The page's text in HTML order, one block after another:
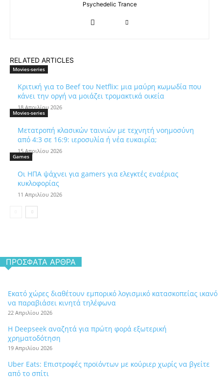
Psychedelic Trance
RELATED ARTICLES
Movies-series
Κριτική για το Beef του Netflix: μια μαύρη κωμωδία που
κάνει την οργή να μοιάζει τρομακτικά οικεία
18 Απριλίου 2026
Movies-series
Μετατροπή κλασικών ταινιών με τεχνητή νοημοσύνη
από 4:3 σε 16:9: ιεροσυλία ή νέα ευκαιρία;
15 Απριλίου 2026
Games
Οι ΗΠΑ ψάχνει για gamers για ελεγκτές εναέριας
κυκλοφορίας
11 Απριλίου 2026
ΠΡΌΣΦΑΤΑ ΆΡΘΡΑ
Εκατό χώρες διαθέτουν εμπορικό λογισμικό κατασκοπείας ικανό
να παραβιάσει κινητά τηλέφωνα
22 Απριλίου 2026
Η Deepseek αναζητά για πρώτη φορά εξωτερική
χρηματοδότηση
19 Απριλίου 2026
Uber Eats: Επιστροφές προϊόντων με κούριερ χωρίς να βγείτε
από το σπίτι